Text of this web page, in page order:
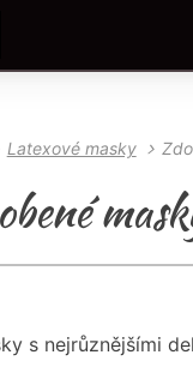
Latexové masky
s nejrůznějšími